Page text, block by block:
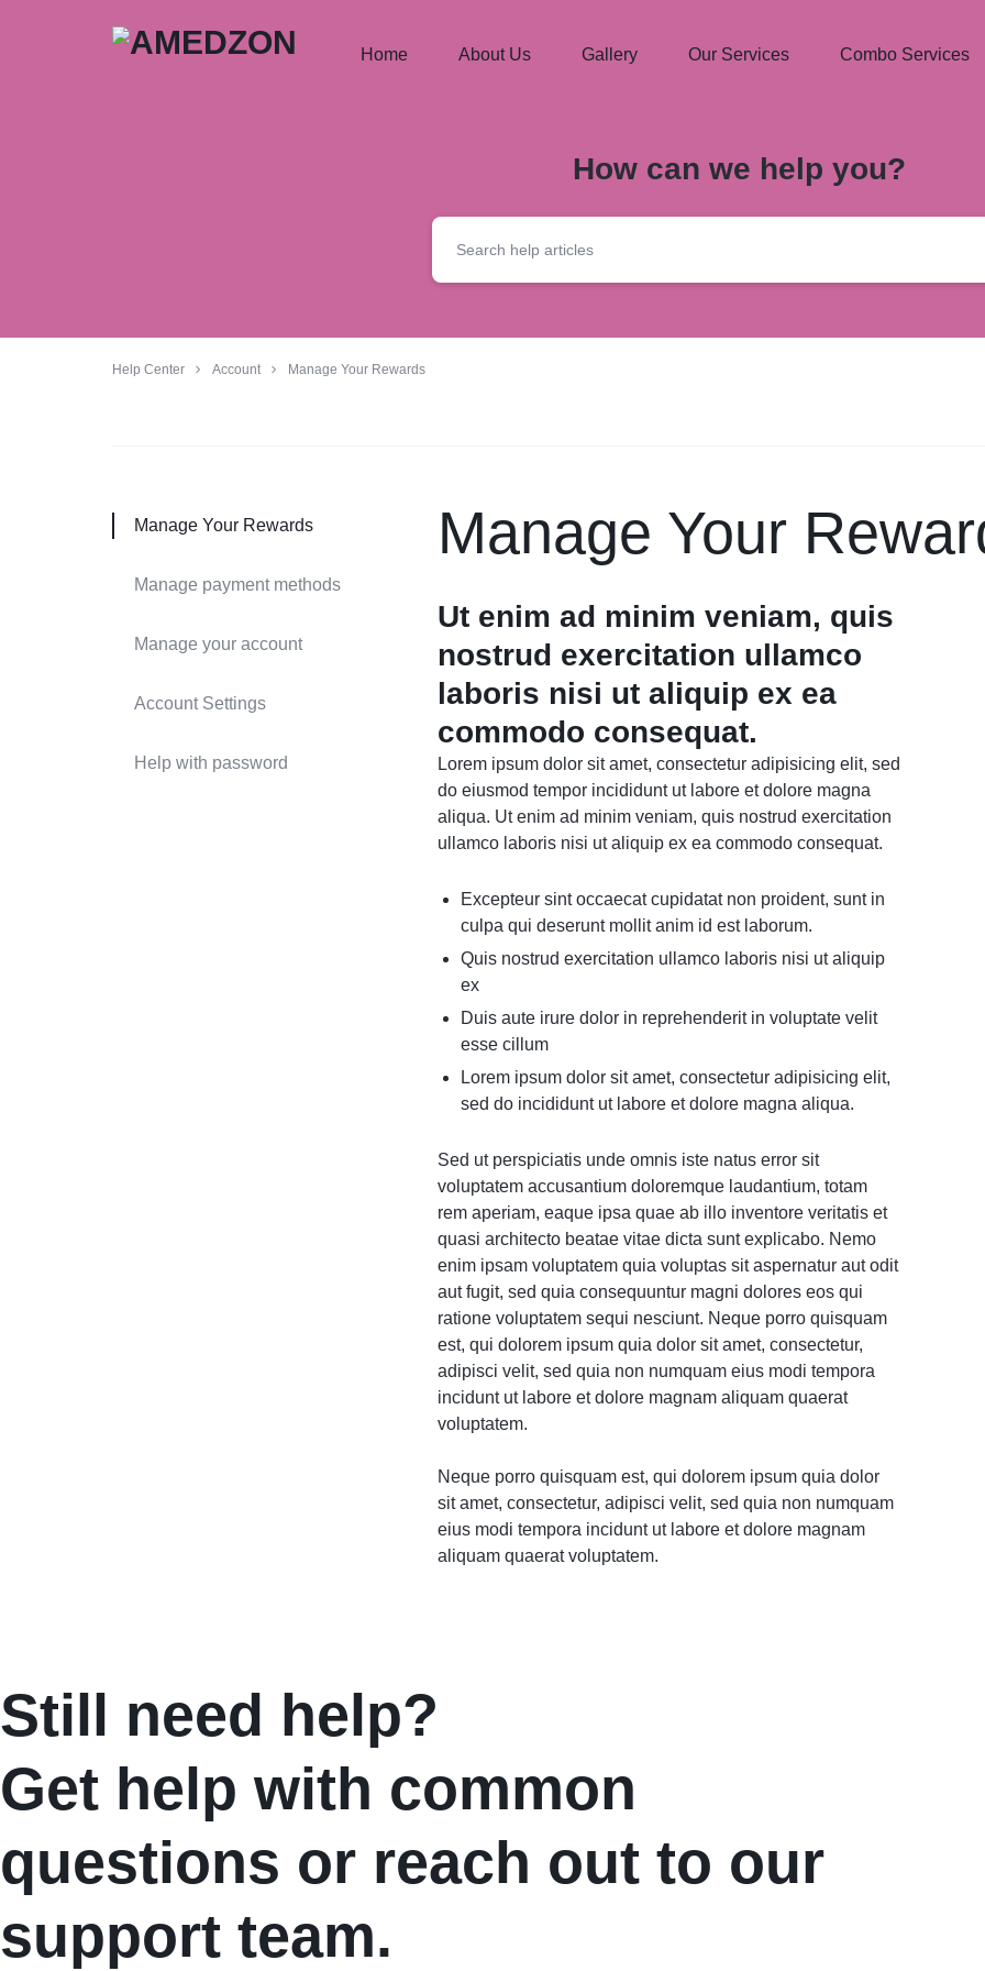
Home About Us Gallery Our Services Combo Services
How can we help you?
Help Center Account Manage Your Rewards
Manage Your
Ut enim ad minim veniam, quis
nostrud exercitation ullamco
laboris nisi ut aliquip ex ea
commodo consequat.
Lorem ipsum dolor sit amet, consectetur adipisicing elit, sed
do eiusmod tempor incididunt ut labore et dolore magna
aliqua. Ut enim ad minim veniam, quis nostrud exercitation
ullamco laboris nisi ut aliquip ex ea commodo consequat.
Excepteur sint occaecat cupidatat non proident, sunt in
culpa qui deserunt mollit anim id est laborum.
Quis nostrud exercitation ullamco laboris nisi ut aliquip
ex
Duis aute irure dolor in reprehenderit in voluptate velit
esse cillum
Lorem ipsum dolor sit amet, consectetur adipisicing elit,
sed do incididunt ut labore et dolore magna aliqua.
Sed ut perspiciatis unde omnis iste natus error sit
voluptatem accusantium doloremque laudantium, totam
rem aperiam, eaque ipsa quae ab illo inventore veritatis et
quasi architecto beatae vitae dicta sunt explicabo. Nemo
enim ipsam voluptatem quia voluptas sit aspernatur aut odit
aut fugit, sed quia consequuntur magni dolores eos qui
ratione voluptatem sequi nesciunt. Neque porro quisquam
est, qui dolorem ipsum quia dolor sit amet, consectetur,
adipisci velit, sed quia non numquam eius modi tempora
incidunt ut labore et dolore magnam aliquam quaerat
voluptatem.
Neque porro quisquam est, qui dolorem ipsum quia dolor
sit amet, consectetur, adipisci velit, sed quia non numquam
eius modi tempora incidunt ut labore et dolore magnam
aliquam quaerat voluptatem.
Manage Your Rewards
Manage payment methods
Manage your account
Account Settings
Help with password
Still need help?
Get help with common
questions or reach out to our
support team.